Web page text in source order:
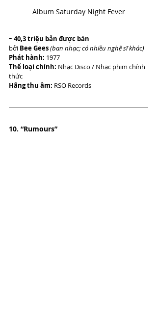
Album Saturday Night Fever
~ 40,3 triệu bản được bán
bởi Bee Gees (ban nhạc; có nhiều nghệ sĩ khác)
Phát hành: 1977
Thể loại chính: Nhạc Disco / Nhạc phim chính
thức
Hãng thu âm: RSO Records
10. “Rumours”